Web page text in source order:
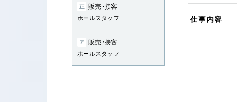
正 販売・接客
ホールスタッフ
ア 販売・接客
ホールスタッフ
仕事内容